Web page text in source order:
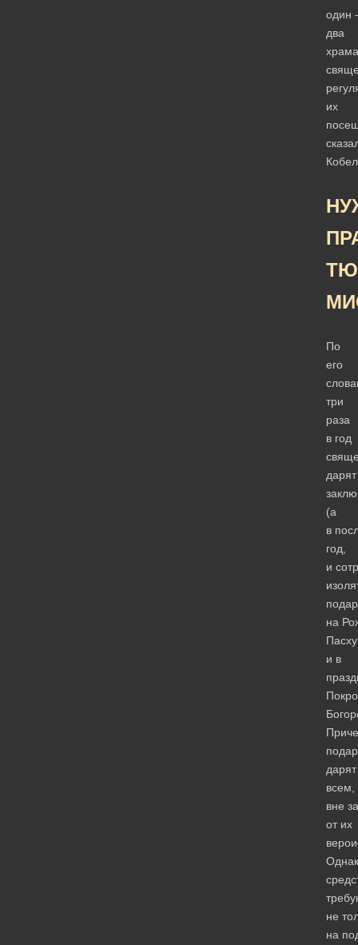
один
два
их
По
его
три
раза
в год
дарят
(а
в
год,
и
на
Пасху
и в
дарят
всем,
вне
от их
не
на